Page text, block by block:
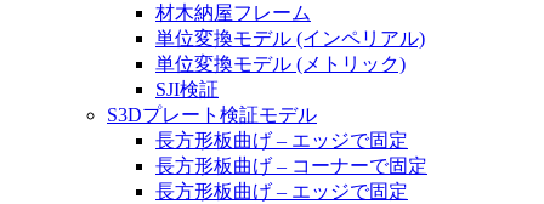
材木納屋フレーム
単位変換モデル (インペリアル)
単位変換モデル (メトリック)
SJI検証
S3Dプレート検証モデル
長方形板曲げ – エッジで固定
長方形板曲げ – コーナーで固定
長方形板曲げ – エッジで固定